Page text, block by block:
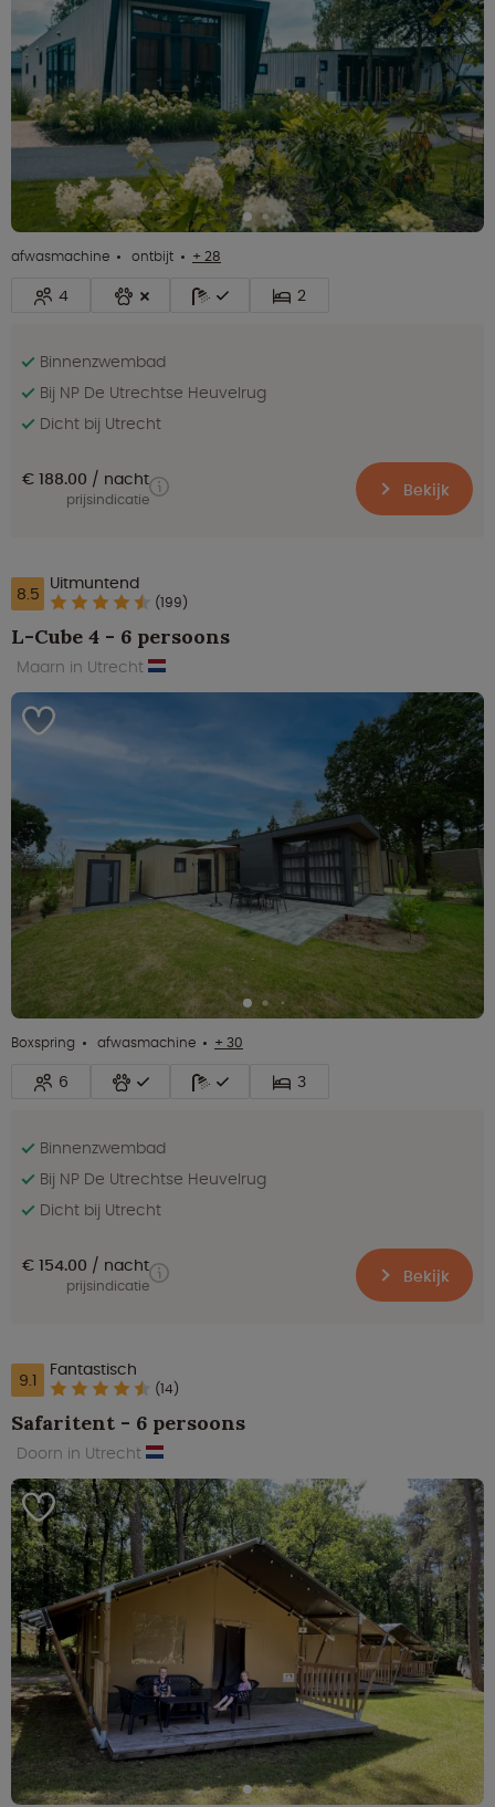
afwasmachine ontbijt + 28
4 2
Binnenzwembad
Bij NP De Utrechtse Heuvelrug
Dicht bij Utrecht
€ 188.00 nacht
prijsindicatie Bekijk
8.5 Uitmuntend
(199)
L-Cube 4 - 6 persoons
Maarn in Utrecht
Boxspring afwasmachine + 30
6 3
Binnenzwembad
Bij NP De Utrechtse Heuvelrug
Dicht bij Utrecht
€ 154.00 nacht
prijsindicatie Bekijk
9.1 Fantastisch
(14)
Safaritent - 6 persoons
Doorn in Utrecht